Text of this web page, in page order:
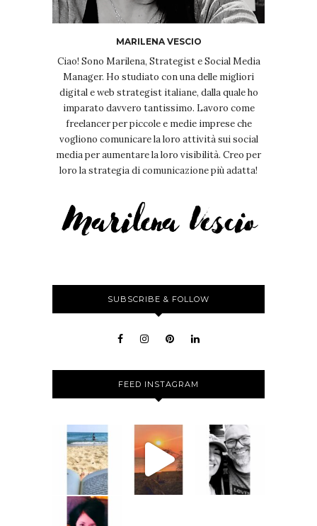
MARILENA VESCIO
Ciao! Sono Marilena, Strategist e Social Media
Manager. Ho studiato con una delle migliori
digital e web strategist italiane, dalla quale ho
imparato davvero tantissimo. Lavoro come
freelancer per piccole e medie imprese che
vogliono comunicare la loro attività sui social
media per aumentare la loro visibilità. Creo per
loro la strategia di comunicazione più adatta!
SUBSCRIBE & FOLLOW
FEED INSTAGRAM